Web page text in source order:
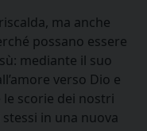
ma anche
possano essere
mediante il suo
verso Dio e
scorie dei nostri
in una nuova